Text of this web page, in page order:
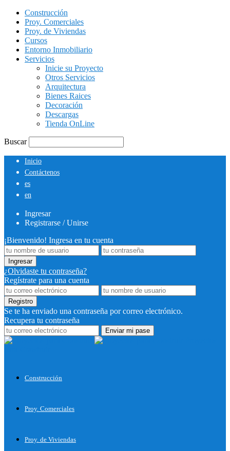
Construcción
Proy. Comerciales
Proy. de Viviendas
Cursos
Entorno Inmobiliario
Servicios
Inicie su Proyecto
Otros Servicios
Arquitectura
Bienes Raices
Decoración
Descargas
Tienda OnLine
Buscar
Inicio
Contáctenos
es
en
Ingresar
Registrarse / Unirse
¡Bienvenido! Ingresa en tu cuenta
¿Olvidaste tu contraseña?
Regístrate para una cuenta
Se te ha enviado una contraseña por correo electrónico.
Recupera tu contraseña
Construcción
Proy. Comerciales
Proy. de Viviendas